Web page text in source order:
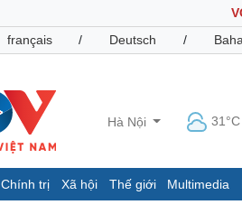
français / Deutsch /
Hà Nội 31°C
Chính trị Xã hội Thế giới Multimedia